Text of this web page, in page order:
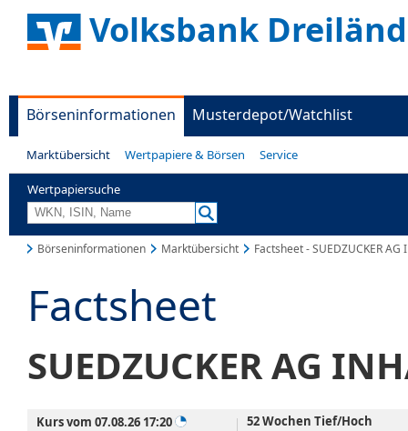
Volksbank
Börseninformationen Musterdepot/Watchlist
Marktübersicht Wertpapiere & Börsen Service
Wertpapiersuche
Börseninformationen Marktübersicht Factsheet - SUEDZUCKER AG
Factsheet
SUEDZUCKER AG
Kurs vom 07.08.26 17:20 52 Wochen Tief/Hoch